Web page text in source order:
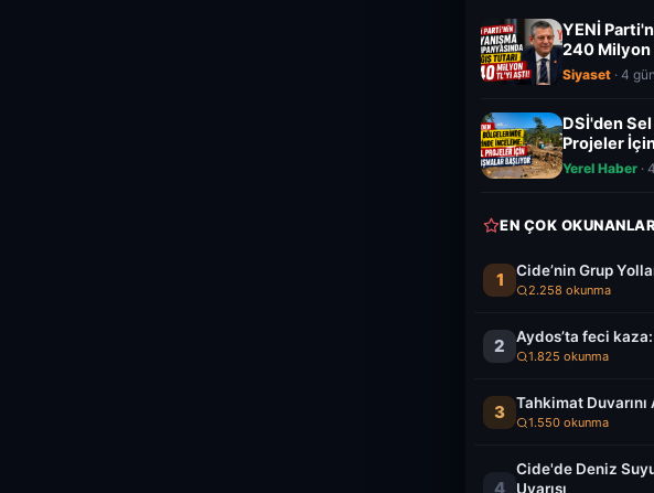
YENİ
240 Milyon
Siyaset · 4
DSİ'den
Projeler
Yerel Haber ·
EN ÇOK
1 Cide’nin Grup
2.258 okunma
2 Aydos’ta feci
1.825 okunma
3 Tahkimat
1.550 okunma
4
Cide'de Deniz
Uyarısı